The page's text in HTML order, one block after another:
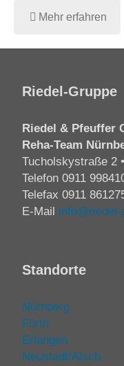
Mehr erfahren
Riedel-Gruppe
Riedel & Pfeuffer
Reha-Team
Tucholskystraße 2
Telefon 0911
Telefax 0911
E-Mail
Standorte
Nürnberg
Fürth
Erlangen
Neustadt/Aisch